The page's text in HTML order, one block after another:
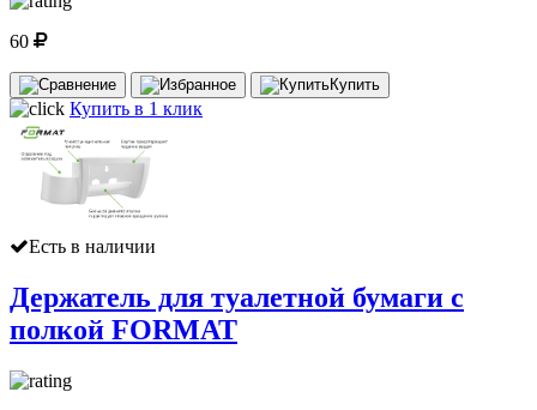
60
Купить
Купить в 1 клик
Есть в наличии
Держатель для туалетной бумаги с
полкой FORMAT